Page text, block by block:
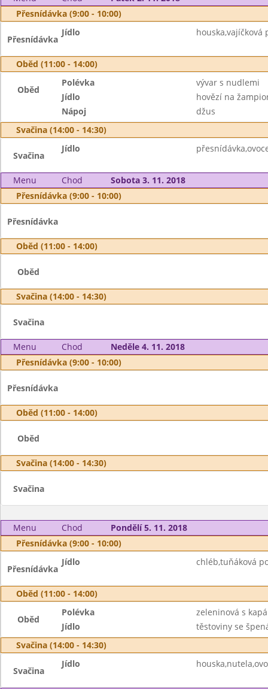
Přesnídávka (9:00 - 10:00)
Přesnídávka
Jídlo houska,vajíčková
Oběd (11:00 - 14:00)
Oběd
Polévka
vývar s nudlemi
Jídlo
hovězí na
Nápoj
džus
Svačina (14:00 - 14:30)
Svačina
Jídlo
Menu Chod
Sobota 3. 11. 2018
Přesnídávka (9:00 - 10:00)
Přesnídávka
Oběd (11:00 - 14:00)
Oběd
Svačina (14:00 - 14:30)
Svačina
Menu Chod
Neděle 4. 11. 2018
Přesnídávka (9:00 - 10:00)
Přesnídávka
Oběd (11:00 - 14:00)
Oběd
Svačina (14:00 - 14:30)
Svačina
Menu Chod
Pondělí 5. 11. 2018
Přesnídávka (9:00 - 10:00)
Přesnídávka
Jídlo chléb,tuňáková
Oběd (11:00 - 14:00)
Oběd
Polévka
zeleninová s
Jídlo
těstoviny se
Svačina (14:00 - 14:30)
Svačina
Jídlo